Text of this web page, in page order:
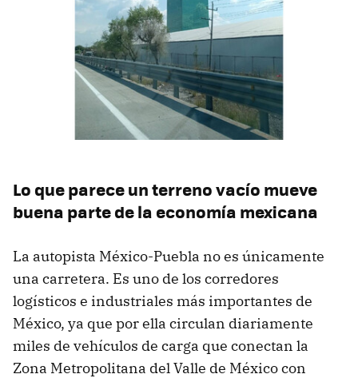
Lo que parece un terreno vacío mueve
buena parte de la economía mexicana
La autopista México-Puebla no es únicamente
una carretera. Es uno de los corredores
logísticos e industriales más importantes de
México, ya que por ella circulan diariamente
miles de vehículos de carga que conectan la
Zona Metropolitana del Valle de México con